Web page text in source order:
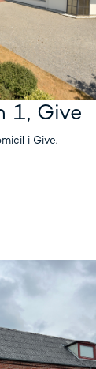
1, Give
i Give.